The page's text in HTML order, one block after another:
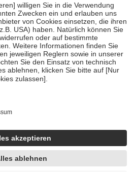
für ihre eigene Gesundheit zu
der Familie zu unterstützen,
bei:
bis zum vollendeten 18. Lebensjahr
und Früherkennung, die von der
unabhängigen Dienstleister für die
dass es sich um echte Bewertungen
findest du hier:
de/articles/4419944605341